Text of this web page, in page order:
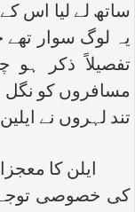
ساتھ لے لیا اس
یہ لوگ سوار
تفصیلاً ذکر
مسافروں کو نگل
تند لہروں نے
ایلن کا
کی خصوصی